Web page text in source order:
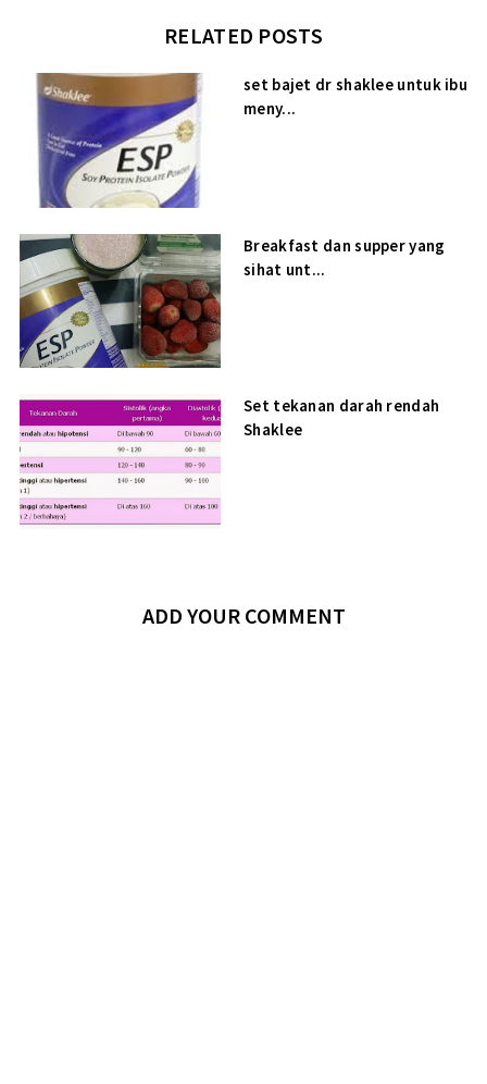
RELATED POSTS
set bajet dr shaklee untuk ibu
meny...
Breakfast dan supper yang
sihat unt...
Set tekanan darah rendah
Shaklee
ADD YOUR COMMENT